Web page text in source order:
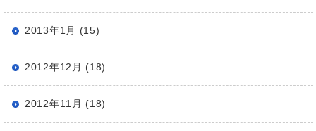
2013年1月 (15)
2012年12月 (18)
2012年11月 (18)